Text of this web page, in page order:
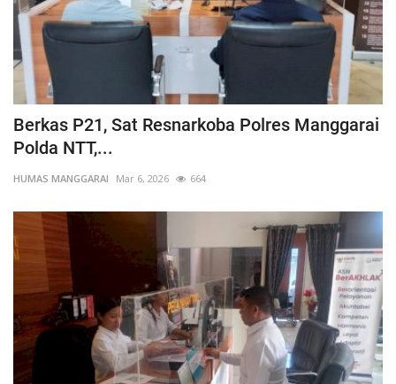
Berkas P21, Sat Resnarkoba Polres Manggarai
Polda NTT,...
HUMAS MANGGARAI Mar 6, 2026 664